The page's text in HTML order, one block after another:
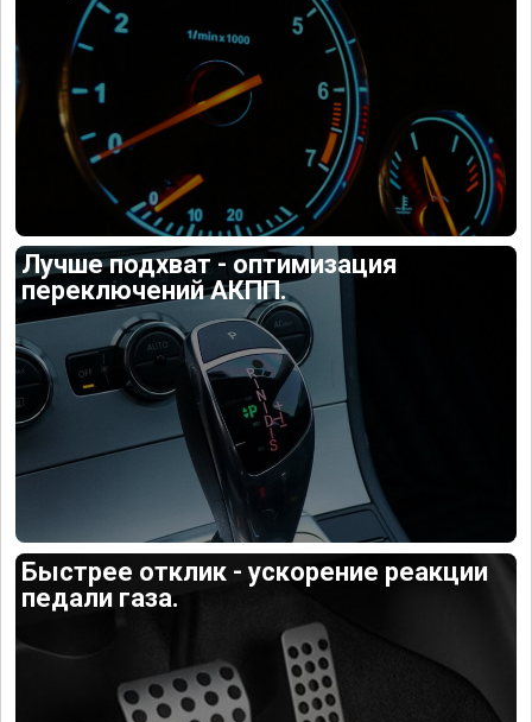
Лучше подхват - оптимизация
переключений АКПП.
Быстрее отклик - ускорение реакции
педали газа.